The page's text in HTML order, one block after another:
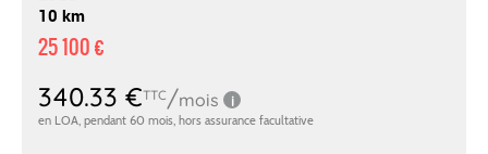
10 km
25 100 €